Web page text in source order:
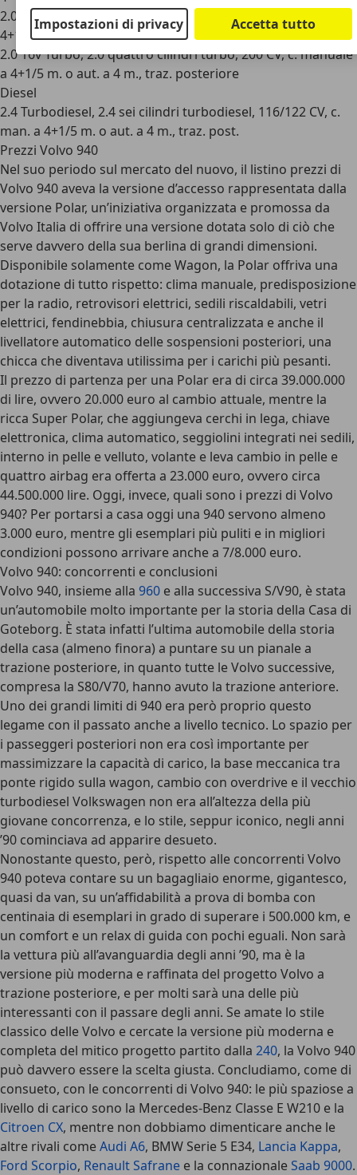
2.0 16v, 2.0 quattro cilindri aspirato, 139 CV, c. manuale a
4+1/5 m. o aut. a 4 m., trazione posteriore
2.0 16v Turbo, 2.0 quattro cilindri turbo, 200 CV, c. manuale
a 4+1/5 m. o aut. a 4 m., traz. posteriore
Diesel
2.4 Turbodiesel, 2.4 sei cilindri turbodiesel, 116/122 CV, c.
man. a 4+1/5 m. o aut. a 4 m., traz. post.
Prezzi Volvo 940
Nel suo periodo sul mercato del nuovo, il listino prezzi di
Volvo 940 aveva la versione d’accesso rappresentata dalla
versione Polar, un’iniziativa organizzata e promossa da
Volvo Italia di offrire una versione dotata solo di ciò che
serve davvero della sua berlina di grandi dimensioni.
Disponibile solamente come Wagon, la Polar offriva una
dotazione di tutto rispetto: clima manuale, predisposizione
per la radio, retrovisori elettrici, sedili riscaldabili, vetri
elettrici, fendinebbia, chiusura centralizzata e anche il
livellatore automatico delle sospensioni posteriori, una
chicca che diventava utilissima per i carichi più pesanti.
Il prezzo di partenza per una Polar era di circa 39.000.000
di lire, ovvero 20.000 euro al cambio attuale, mentre la
ricca Super Polar, che aggiungeva cerchi in lega, chiave
elettronica, clima automatico, seggiolini integrati nei sedili,
interno in pelle e velluto, volante e leva cambio in pelle e
quattro airbag era offerta a 23.000 euro, ovvero circa
44.500.000 lire. Oggi, invece, quali sono i prezzi di Volvo
940? Per portarsi a casa oggi una 940 servono almeno
3.000 euro, mentre gli esemplari più puliti e in migliori
condizioni possono arrivare anche a 7/8.000 euro.
Volvo 940: concorrenti e conclusioni
Volvo 940, insieme alla 960 e alla successiva S/V90, è stata
un’automobile molto importante per la storia della Casa di
Goteborg. È stata infatti l’ultima automobile della storia
della casa (almeno finora) a puntare su un pianale a
trazione posteriore, in quanto tutte le Volvo successive,
compresa la S80/V70, hanno avuto la trazione anteriore.
Uno dei grandi limiti di 940 era però proprio questo
legame con il passato anche a livello tecnico. Lo spazio per
i passeggeri posteriori non era così importante per
massimizzare la capacità di carico, la base meccanica tra
ponte rigido sulla wagon, cambio con overdrive e il vecchio
turbodiesel Volkswagen non era all’altezza della più
giovane concorrenza, e lo stile, seppur iconico, negli anni
’90 cominciava ad apparire desueto.
Nonostante questo, però, rispetto alle concorrenti Volvo
940 poteva contare su un bagagliaio enorme, gigantesco,
quasi da van, su un’affidabilità a prova di bomba con
centinaia di esemplari in grado di superare i 500.000 km, e
un comfort e un relax di guida con pochi eguali. Non sarà
la vettura più all’avanguardia degli anni ’90, ma è la
versione più moderna e raffinata del progetto Volvo a
trazione posteriore, e per molti sarà una delle più
interessanti con il passare degli anni. Se amate lo stile
classico delle Volvo e cercate la versione più moderna e
completa del mitico progetto partito dalla 240, la Volvo 940
può davvero essere la scelta giusta. Concludiamo, come di
consueto, con le concorrenti di Volvo 940: le più spaziose a
livello di carico sono la Mercedes-Benz Classe E W210 e la
Citroen CX, mentre non dobbiamo dimenticare anche le
altre rivali comeAudi A6, BMW Serie 5 E34, Lancia Kappa,
Ford Scorpio, Renault Safrane e la connazionaleSaab 9000.
Impostazioni di privacy Accetta tutto